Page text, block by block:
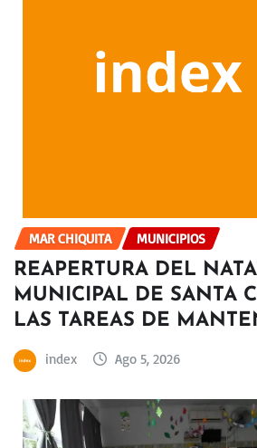
MAR CHIQUITA MUNICIPIOS
REAPERTURA DEL
MUNICIPAL DE SANTA
LAS TAREAS DE
index Ago 5, 2026